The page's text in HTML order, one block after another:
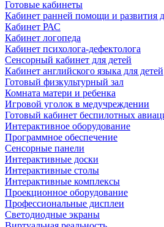
Готовые кабинеты
Кабинет ранней помощи и развития
Кабинет РАС
Кабинет логопеда
Кабинет психолога-дефектолога
Сенсорный кабинет для детей
Кабинет английского языка для детей
Готовый физкультурный зал
Комната матери и ребенка
Игровой уголок в медучреждении
Готовый кабинет беспилотных
Интерактивное оборудование
Программное обеспечение
Сенсорные панели
Интерактивные доски
Интерактивные столы
Интерактивные комплексы
Проекционное оборудование
Профессиональные дисплеи
Светодиодные экраны